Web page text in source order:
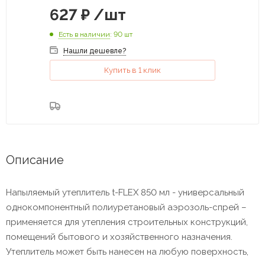
627 ₽ /шт
Есть в наличии: 90 шт
Нашли дешевле?
Купить в 1 клик
Описание
Напыляемый утеплитель t-FLEX 850 мл - универсальный
однокомпонентный полиуретановый аэрозоль-спрей –
применяется для утепления строительных конструкций,
помещений бытового и хозяйственного назначения.
Утеплитель может быть нанесен на любую поверхность,